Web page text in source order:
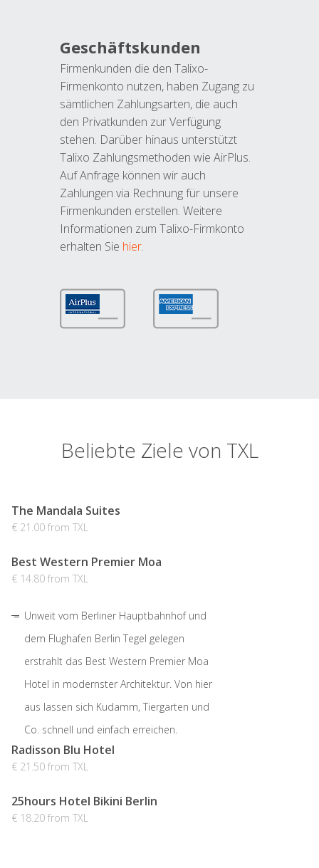
Geschäftskunden
Firmenkunden die den Talixo-
Firmenkonto nutzen, haben Zugang zu
sämtlichen Zahlungsarten, die auch
den Privatkunden zur Verfügung
stehen. Darüber hinaus unterstützt
Talixo Zahlungsmethoden wie AirPlus.
Auf Anfrage können wir auch
Zahlungen via Rechnung für unsere
Firmenkunden erstellen. Weitere
Informationen zum Talixo-Firmkonto
erhalten Sie hier.
Beliebte Ziele von TXL
The Mandala Suites
€ 21.00 from TXL
Best Western Premier Moa
€ 14.80 from TXL
Unweit vom Berliner Hauptbahnhof und
dem Flughafen Berlin Tegel gelegen
erstrahlt das Best Western Premier Moa
Hotel in modernster Architektur. Von hier
aus lassen sich Kudamm, Tiergarten und
Co. schnell und einfach erreichen.
Radisson Blu Hotel
€ 21.50 from TXL
25hours Hotel Bikini Berlin
€ 18.20 from TXL